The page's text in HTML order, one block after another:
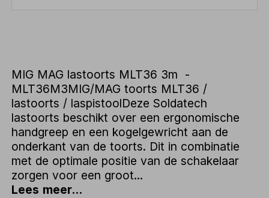
MIG MAG lastoorts MLT36 3m -
MLT36M3MIG/MAG toorts MLT36 /
lastoorts / laspistoolDeze Soldatech
lastoorts beschikt over een ergonomische
handgreep en een kogelgewricht aan de
onderkant van de toorts. Dit in combinatie
met de optimale positie van de schakelaar
zorgen voor een groot...
Lees meer...